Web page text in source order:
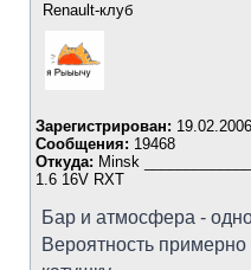
Renault-клуб
Зарегистрирован:
Сообщения: 19468
Откуда: Minsk
1.6 16V RXT
Бар и атмосфера -
Вероятность примерно